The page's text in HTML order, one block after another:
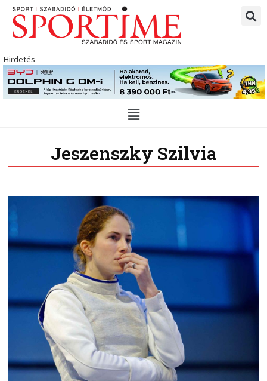
Skip
content
Hirdetés
Main
Menu
Jeszenszky Szilvia